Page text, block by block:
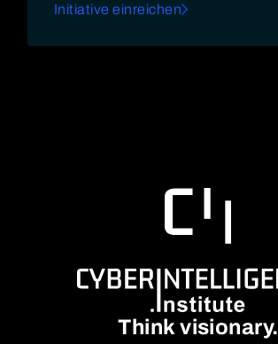
Initiative einreichen
Think visionary.